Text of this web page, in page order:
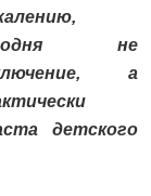
не
а
детского